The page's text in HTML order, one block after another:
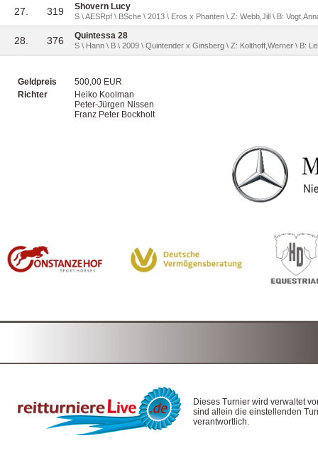
27. 319 Shovern Lucy
S \ AESRpf \ BSche \ 2013 \ Eros x Phanten \ Z: Webb,Jill \ B:
28. 376 Quintessa 28
S \ Hann \ B \ 2009 \ Quintender x Ginsberg \ Z: Kolthoff,Werner \ B:
Geldpreis
500,00 EUR
Richter
Heiko Koolman
Peter-Jürgen Nissen
Franz Peter Bockholt
Dieses Turnier wird verwaltet
sind allein die einstellenden
verantwortlich.